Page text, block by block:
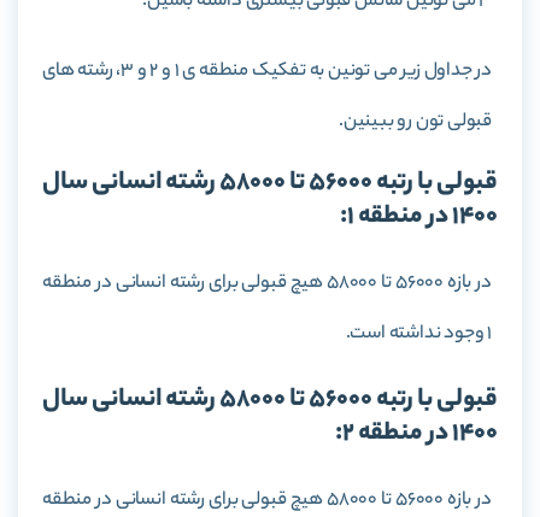
در جداول زیر می تونین به تفکیک منطقه ی 1 و 2 و 3، رشته های
قبولی تون رو ببینین.
قبولی با رتبه 56000 تا 58000 رشته انسانی سال
1400 در منطقه 1:
در بازه 56000 تا 58000 هیچ قبولی برای رشته انسانی در منطقه
1 وجود نداشته است.
قبولی با رتبه 56000 تا 58000 رشته انسانی سال
1400 در منطقه 2:
در بازه 56000 تا 58000 هیچ قبولی برای رشته انسانی در منطقه